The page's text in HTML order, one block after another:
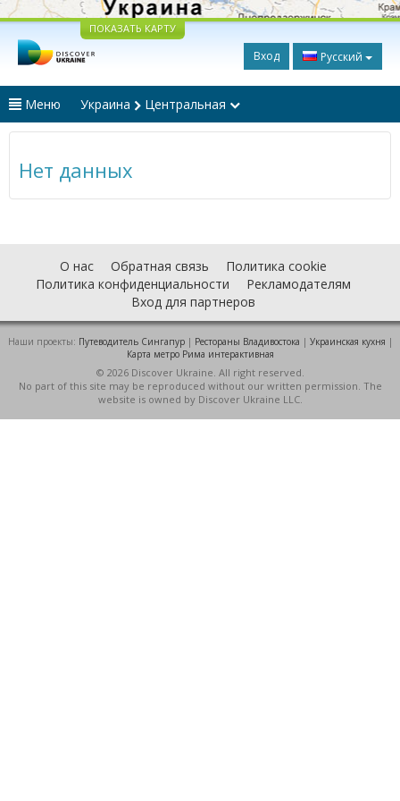
ПОКАЗАТЬ КАРТУ
Вход Русский
Меню Украина Центральная
Нет данных
О нас Обратная связь
Политика cookie
Политика конфиденциальности
Рекламодателям
Вход для партнеров
Наши проекты: Путеводитель Сингапур| Рестораны Владивостока | Украинская кухня |
Карта метро Рима интерактивная
© 2026 Discover Ukraine. All right reserved.
No part of this site may be reproduced without our written permission. The
website is owned by Discover Ukraine LLC.